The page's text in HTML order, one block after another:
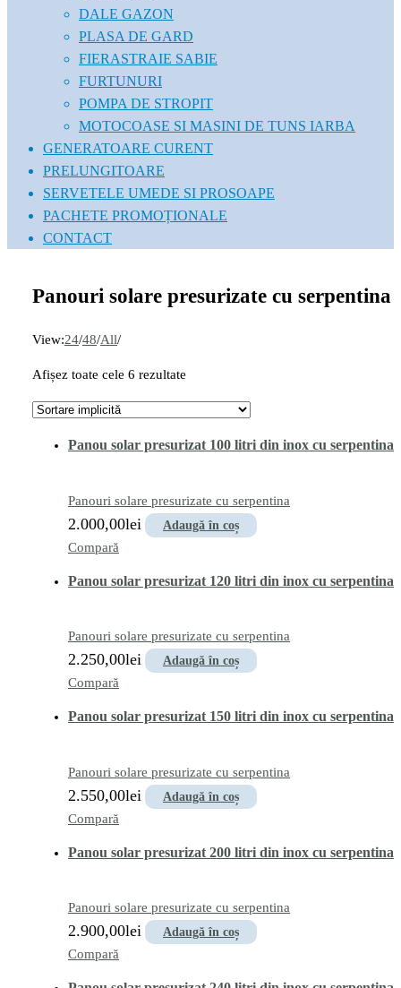
DALE GAZON
PLASA DE GARD
FIERASTRAIE SABIE
FURTUNURI
POMPA DE STROPIT
MOTOCOASE SI MASINI DE TUNS IARBA
GENERATOARE CURENT
PRELUNGITOARE
SERVETELE UMEDE SI PROSOAPE
PACHETE PROMOȚIONALE
CONTACT
Panouri solare presurizate cu serpentina
View:24/48/All/
Afișez toate cele 6 rezultate
Panou solar presurizat 100 litri din inox cu serpentina
Panouri solare presurizate cu serpentina
2.000,00lei Adaugă în coș
Compară
Panou solar presurizat 120 litri din inox cu serpentina
Panouri solare presurizate cu serpentina
2.250,00lei Adaugă în coș
Compară
Panou solar presurizat 150 litri din inox cu serpentina
Panouri solare presurizate cu serpentina
2.550,00lei Adaugă în coș
Compară
Panou solar presurizat 200 litri din inox cu serpentina
Panouri solare presurizate cu serpentina
2.900,00lei Adaugă în coș
Compară